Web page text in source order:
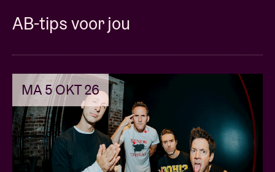
AB-tips voor jou
MA 5 OKT 26